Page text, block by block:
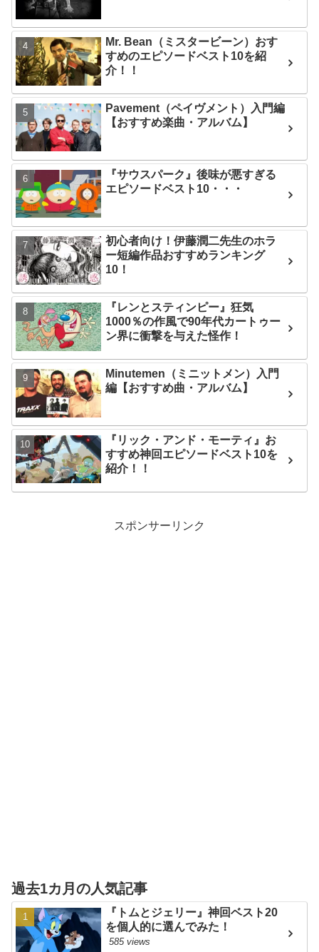
Mr. Bean（ミスタービーン）おす
すめのエピソードベスト10を紹
介！！
Pavement（ペイヴメント）入門編
【おすすめ楽曲・アルバム】
『サウスパーク』後味が悪すぎる
エピソードベスト10・・・
初心者向け！伊藤潤二先生のホラ
ー短編作品おすすめランキング
10！
『レンとスティンピー』狂気
1000％の作風で90年代カートゥー
ン界に衝撃を与えた怪作！
Minutemen（ミニットメン）入門
編【おすすめ曲・アルバム】
『リック・アンド・モーティ』お
すすめ神回エピソードベスト10を
紹介！！
スポンサーリンク
過去1カ月の人気記事
『トムとジェリー』神回ベスト20
を個人的に選んでみた！
585 views